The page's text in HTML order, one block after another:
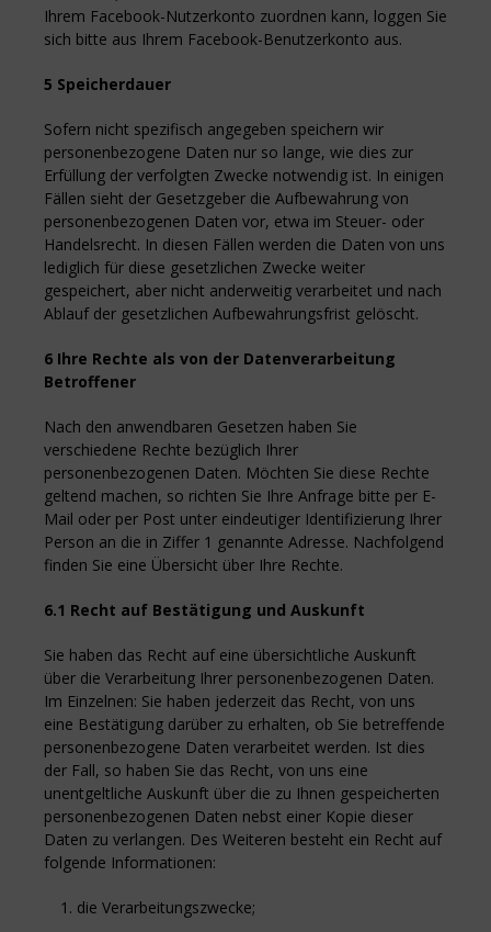
Ihrem Facebook-Nutzerkonto zuordnen kann, loggen Sie
sich bitte aus Ihrem Facebook-Benutzerkonto aus.
5 Speicherdauer
Sofern nicht spezifisch angegeben speichern wir
personenbezogene Daten nur so lange, wie dies zur
Erfüllung der verfolgten Zwecke notwendig ist. In einigen
Fällen sieht der Gesetzgeber die Aufbewahrung von
personenbezogenen Daten vor, etwa im Steuer- oder
Handelsrecht. In diesen Fällen werden die Daten von uns
lediglich für diese gesetzlichen Zwecke weiter
gespeichert, aber nicht anderweitig verarbeitet und nach
Ablauf der gesetzlichen Aufbewahrungsfrist gelöscht.
6 Ihre Rechte als von der Datenverarbeitung
Betroffener
Nach den anwendbaren Gesetzen haben Sie
verschiedene Rechte bezüglich Ihrer
personenbezogenen Daten. Möchten Sie diese Rechte
geltend machen, so richten Sie Ihre Anfrage bitte per E-
Mail oder per Post unter eindeutiger Identifizierung Ihrer
Person an die in Ziffer 1 genannte Adresse. Nachfolgend
finden Sie eine Übersicht über Ihre Rechte.
6.1 Recht auf Bestätigung und Auskunft
Sie haben das Recht auf eine übersichtliche Auskunft
über die Verarbeitung Ihrer personenbezogenen Daten.
Im Einzelnen: Sie haben jederzeit das Recht, von uns
eine Bestätigung darüber zu erhalten, ob Sie betreffende
personenbezogene Daten verarbeitet werden. Ist dies
der Fall, so haben Sie das Recht, von uns eine
unentgeltliche Auskunft über die zu Ihnen gespeicherten
personenbezogenen Daten nebst einer Kopie dieser
Daten zu verlangen. Des Weiteren besteht ein Recht auf
folgende Informationen:
die Verarbeitungszwecke;